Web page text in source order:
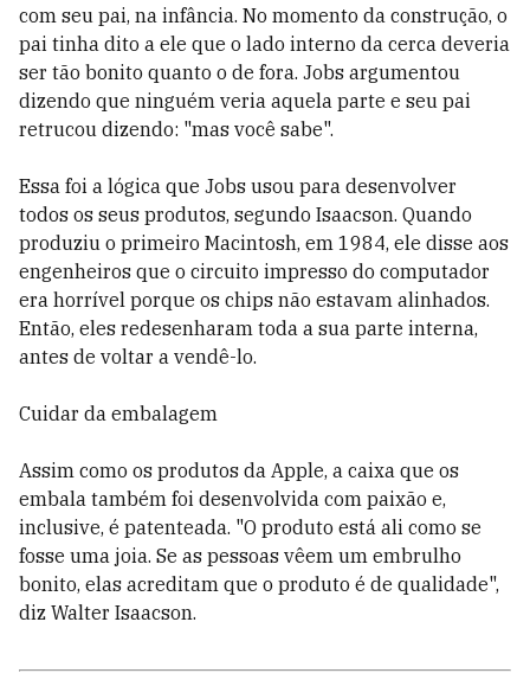
com seu pai, na infância. No momento da construção, o
pai tinha dito a ele que o lado interno da cerca deveria
ser tão bonito quanto o de fora. Jobs argumentou
dizendo que ninguém veria aquela parte e seu pai
retrucou dizendo: "mas você sabe".
Essa foi a lógica que Jobs usou para desenvolver
todos os seus produtos, segundo Isaacson. Quando
produziu o primeiro Macintosh, em 1984, ele disse aos
engenheiros que o circuito impresso do computador
era horrível porque os chips não estavam alinhados.
Então, eles redesenharam toda a sua parte interna,
antes de voltar a vendê-lo.
Cuidar da embalagem
Assim como os produtos da Apple, a caixa que os
embala também foi desenvolvida com paixão e,
inclusive, é patenteada. "O produto está ali como se
fosse uma joia. Se as pessoas vêem um embrulho
bonito, elas acreditam que o produto é de qualidade",
diz Walter Isaacson.